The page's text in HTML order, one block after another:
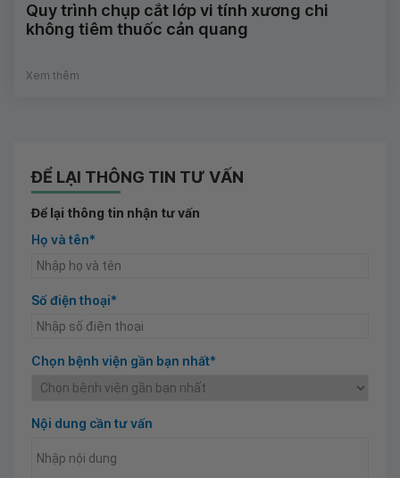
Quy trình chụp cắt lớp vi tính xương chi
không tiêm thuốc cản quang
Xem thêm
ĐỂ LẠI THÔNG TIN TƯ VẤN
Để lại thông tin nhận tư vấn
Họ và tên*
Số điện thoại*
Chọn bệnh viện gần bạn nhất*
Nội dung cần tư vấn